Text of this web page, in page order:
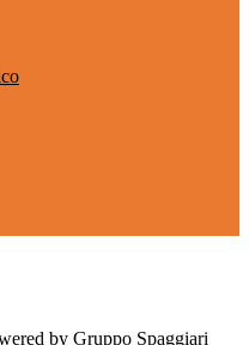
by Gruppo Spaggiari